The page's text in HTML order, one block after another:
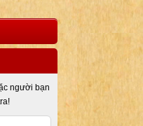
người bạn